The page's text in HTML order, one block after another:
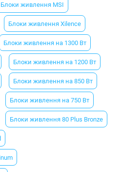
Блоки живлення MSI
Блоки живлення Xilence
Блоки живлення на 1300 Вт
Блоки живлення на 1200 Вт
Блоки живлення на 850 Вт
Блоки живлення на 750 Вт
Блоки живлення 80 Plus Bronze